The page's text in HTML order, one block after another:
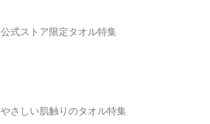
公式ストア限定タオル特集
やさしい肌触りのタオル特集